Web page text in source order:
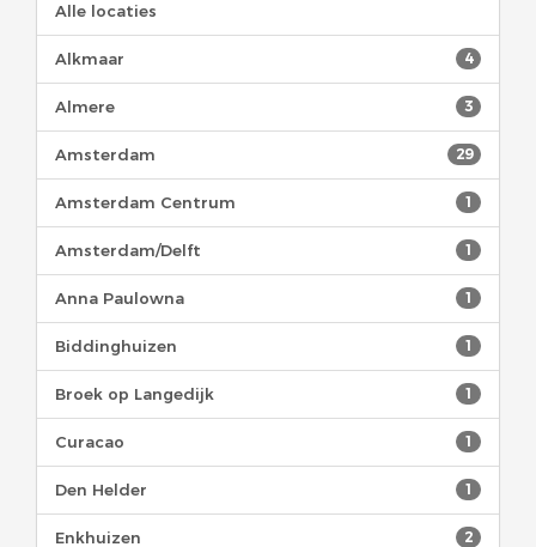
Alle locaties
4
Alkmaar
3
Almere
29
Amsterdam
1
Amsterdam Centrum
1
Amsterdam/Delft
1
Anna Paulowna
1
Biddinghuizen
1
Broek op Langedijk
1
Curacao
1
Den Helder
2
Enkhuizen